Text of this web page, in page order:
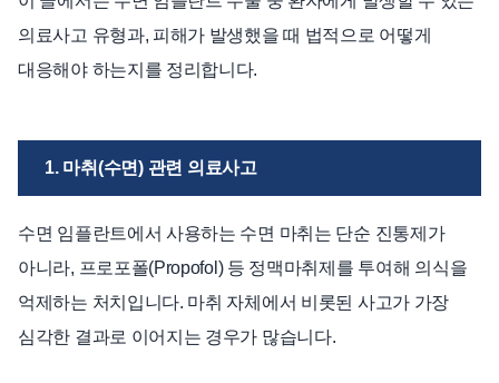
의료사고 유형과, 피해가 발생했을 때 법적으로 어떻게
대응해야 하는지를 정리합니다.
1. 마취(수면) 관련 의료사고
수면 임플란트에서 사용하는 수면 마취는 단순 진통제가
아니라, 프로포폴(Propofol) 등 정맥마취제를 투여해 의식을
억제하는 처치입니다. 마취 자체에서 비롯된 사고가 가장
심각한 결과로 이어지는 경우가 많습니다.